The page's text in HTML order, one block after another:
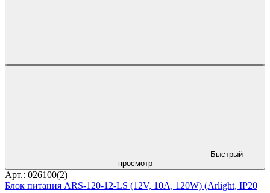
Быстрый
просмотр
Арт.: 026100(2)
Блок питания ARS-120-12-LS (12V, 10A, 120W) (Arlight, IP20